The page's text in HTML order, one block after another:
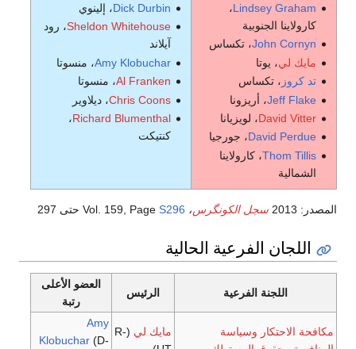
Lindsey Graham،
كارولاينا الجنوبية
John Cornyn، تكساس
مايك لي، يوتا
تد كروز ، تكساس
Jeff Flake، أريزونا
David Vitter، لويزيانا
David Perdue، جورجيا
Thom Tillis، كارولاينا
الشمالية
Dick Durbin، إلينوي
Sheldon Whitehouse، رود
آيلاند
Amy Klobuchar، منسوتا
Al Franken ، منسوتا
Chris Coons، ديلاوير
Richard Blumenthal،
كنتيكت
المصدر:2013 سجل الكونگرس، Vol. 159, PageS296 حتى 297
اللجان الفرعية الحالية
اللجنة الفرعية الرئيس
العضو الأعلى
رتبة
مكافحة الاحتكار وسياسة
مايك لي
(R-
Amy
Klobuchar(D-